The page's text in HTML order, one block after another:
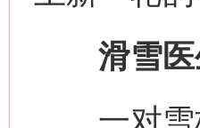
滑雪医
一对雪板